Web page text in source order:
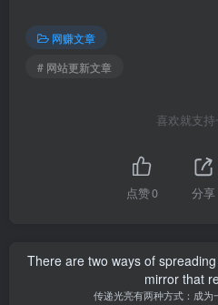
网赚文章
# 网站更新文章
喜欢就支
点赞0 分享
There are two ways of
mirror that
传递光亮有两种方式：成为